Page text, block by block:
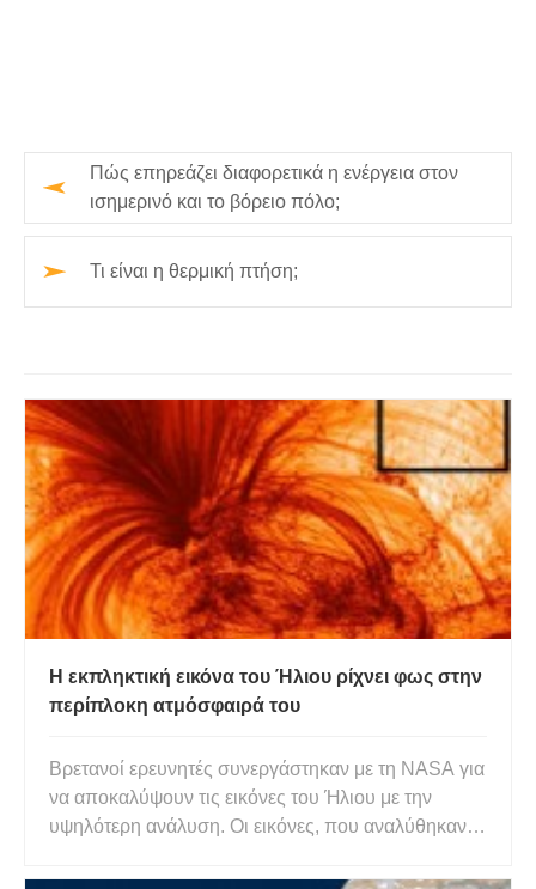
Πώς επηρεάζει διαφορετικά η ενέργεια στον
ισημερινό και το βόρειο πόλο;
Τι είναι η θερμική πτήση;
Η εκπληκτική εικόνα του Ήλιου ρίχνει φως στην
περίπλοκη ατμόσφαιρά του
Βρετανοί ερευνητές συνεργάστηκαν με τη NASA για
να αποκαλύψουν τις εικόνες του Ήλιου με την
υψηλότερη ανάλυση. Οι εικόνες, που αναλύθηκαν
Lancashire (UCLan) και συνεργάτες από το